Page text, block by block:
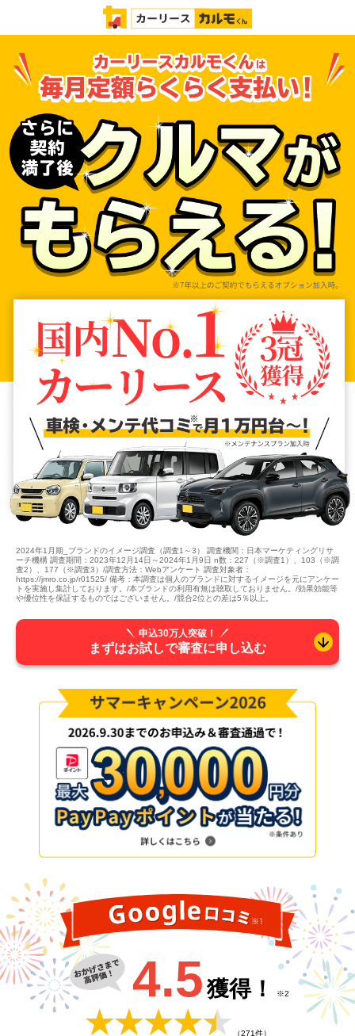
2024年1月期_ブランドのイメージ調査（調査1～3） 調査機関：日本マーケティングリサ
ーチ機構 調査期間：2023年12月14日～2024年1月9日 n数：227（※調査1）、103（※調
査2）、177（※調査3）/調査方法：Webアンケート 調査対象者：
https://jmro.co.jp/r01525/ 備考：本調査は個人のブランドに対するイメージを元にアンケー
トを実施し集計しております。/本ブランドの利用有無は聴取しておりません。/効果効能等
や優位性を保証するものではございません。/競合2位との差は5％以上。
申込30万人突破！
まずはお試しで審査に申し込む
4.5獲得！ ※2
（271件）